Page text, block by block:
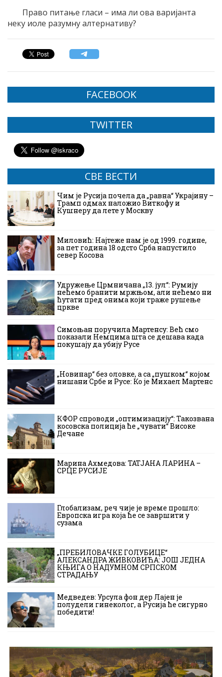
Право питање гласи – има ли ова варијанта
неку иоле разумну алтернативу?
FACEBOOK
TWITTER
СВЕ ВЕСТИ
Чим је Русија почела да „равна“ Украјину –
Трамп одмах наложио Виткофу и
Кушнеру да лете у Москву
Миловић: Најтеже нам је од 1999. године,
за пет година 18 одсто Срба напустило
север Косова
Удружење Црмничана „13. јул“: Румију
нећемо бранити мржњом, али нећемо ни
ћутати пред онима који траже рушење
цркве
Симоњан поручила Мартенсу: Већ смо
показали Немцима шта се дешава када
покушају да убију Русе
„Новинар“ без оловке, а са „пушком“ којом
нишани Србе и Русе: Ко је Михаел Мартенс
КФОР спроводи „оптимизацију“: Такозвана
косовска полиција ће „чувати“ Високе
Дечане
Марина Ахмедова: ТАТЈАНА ЛАРИНА –
СРЦЕ РУСИЈЕ
Глобализам, реч чије је време прошло:
Европска игра која ће се завршити у
сузама
„ПРЕБИЛОВАЧКЕ ГОЛУБИЦЕ“
АЛЕКСАНДРА ЖИВКОВИЋА: ЈОШ ЈЕДНА
КЊИГА О НАДУМНОМ СРПСКОМ
СТРАДАЊУ
Медведев: Урсула фон дер Лајен је
полудели гинеколог, а Русија ће сигурно
победити!